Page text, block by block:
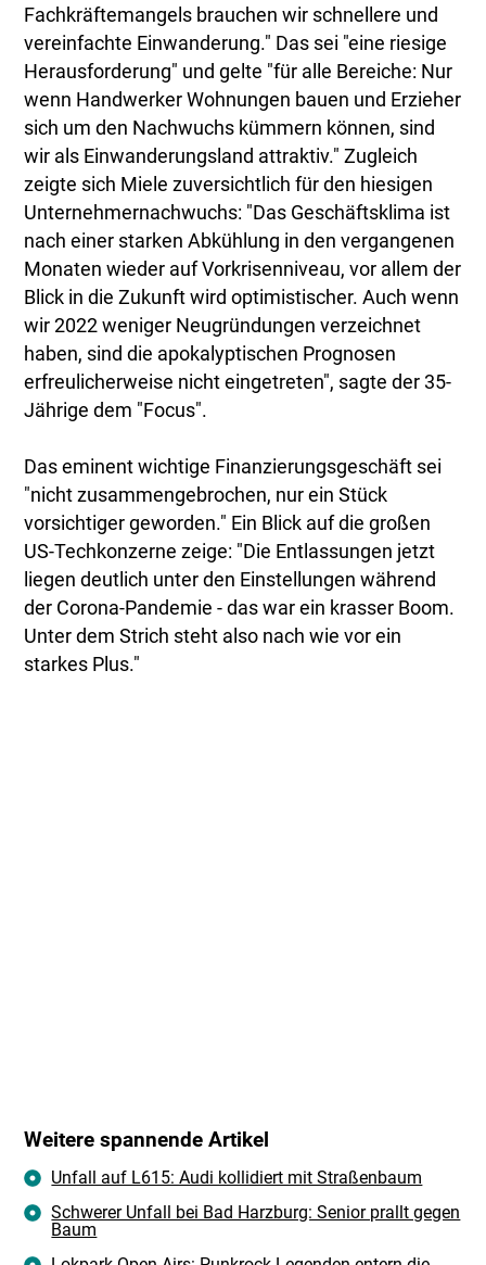
Fachkräftemangels brauchen wir schnellere und
vereinfachte Einwanderung." Das sei "eine riesige
Herausforderung" und gelte "für alle Bereiche: Nur
wenn Handwerker Wohnungen bauen und Erzieher
sich um den Nachwuchs kümmern können, sind
wir als Einwanderungsland attraktiv." Zugleich
zeigte sich Miele zuversichtlich für den hiesigen
Unternehmernachwuchs: "Das Geschäftsklima ist
nach einer starken Abkühlung in den vergangenen
Monaten wieder auf Vorkrisenniveau, vor allem der
Blick in die Zukunft wird optimistischer. Auch wenn
wir 2022 weniger Neugründungen verzeichnet
haben, sind die apokalyptischen Prognosen
erfreulicherweise nicht eingetreten", sagte der 35-
Jährige dem "Focus".
Das eminent wichtige Finanzierungsgeschäft sei
"nicht zusammengebrochen, nur ein Stück
vorsichtiger geworden." Ein Blick auf die großen
US-Techkonzerne zeige: "Die Entlassungen jetzt
liegen deutlich unter den Einstellungen während
der Corona-Pandemie - das war ein krasser Boom.
Unter dem Strich steht also nach wie vor ein
starkes Plus."
Weitere spannende Artikel
Unfall auf L615: Audi kollidiert mit Straßenbaum
Schwerer Unfall bei Bad Harzburg: Senior prallt gegen
Baum